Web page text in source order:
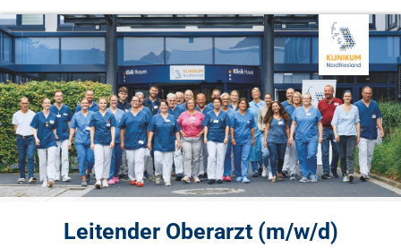
Leitender Oberarzt (m/w/d)